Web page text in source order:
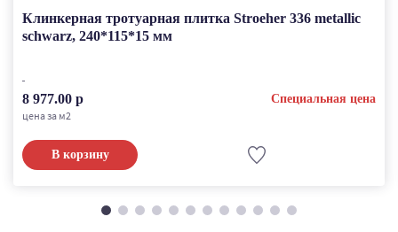
Клинкерная тротуарная плитка Stroeher 336 metallic
schwarz, 240*115*15 мм
8 977.00 р
Специальная цена
цена за м2
В корзину